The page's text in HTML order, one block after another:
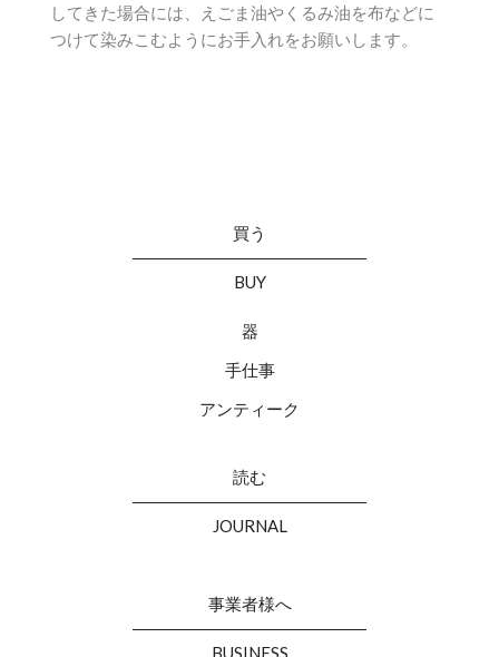
してきた場合には、えごま油やくるみ油を布などに
つけて染みこむようにお手入れをお願いします。
買う
BUY
器
手仕事
アンティーク
読む
JOURNAL
事業者様へ
BUSINESS